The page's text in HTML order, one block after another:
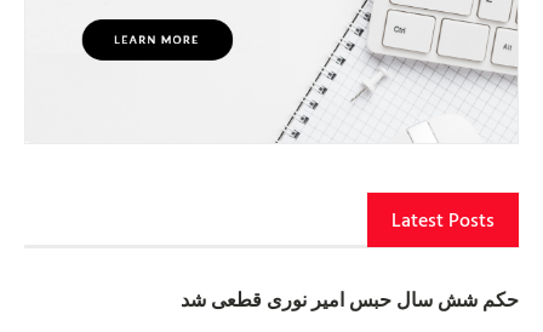
Latest Posts
حکم شش سال حبس امیر نوری قطعی شد